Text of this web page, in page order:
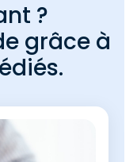
?
grâce à